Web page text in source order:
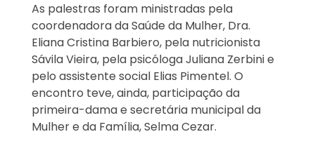
As palestras foram ministradas pela
coordenadora da Saúde da Mulher, Dra.
Eliana Cristina Barbiero, pela nutricionista
Sávila Vieira, pela psicóloga Juliana Zerbini e
pelo assistente social Elias Pimentel. O
encontro teve, ainda, participação da
primeira-dama e secretária municipal da
Mulher e da Família, Selma Cezar.